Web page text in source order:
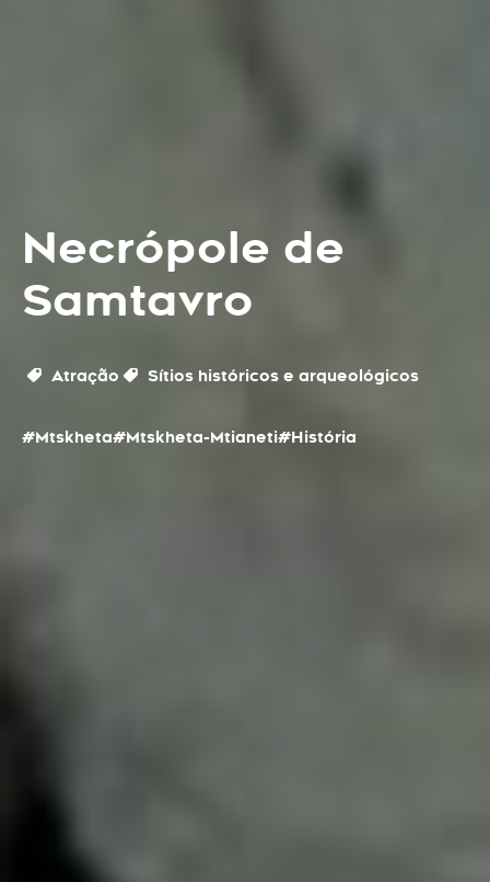
Necrópole de
Samtavro
Atração Sítios históricos e arqueológicos
#Mtskheta#Mtskheta-Mtianeti#História